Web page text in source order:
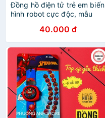
Đồng hồ điện tử trẻ em biến
hình robot cực độc, mẫu
tuổi trở lên, giá rẻ
40.000 đ